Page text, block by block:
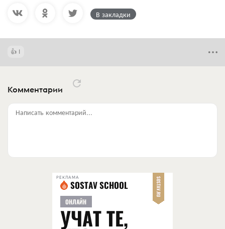
В закладки
1
Комментарии
Написать комментарий...
РЕКЛАМА